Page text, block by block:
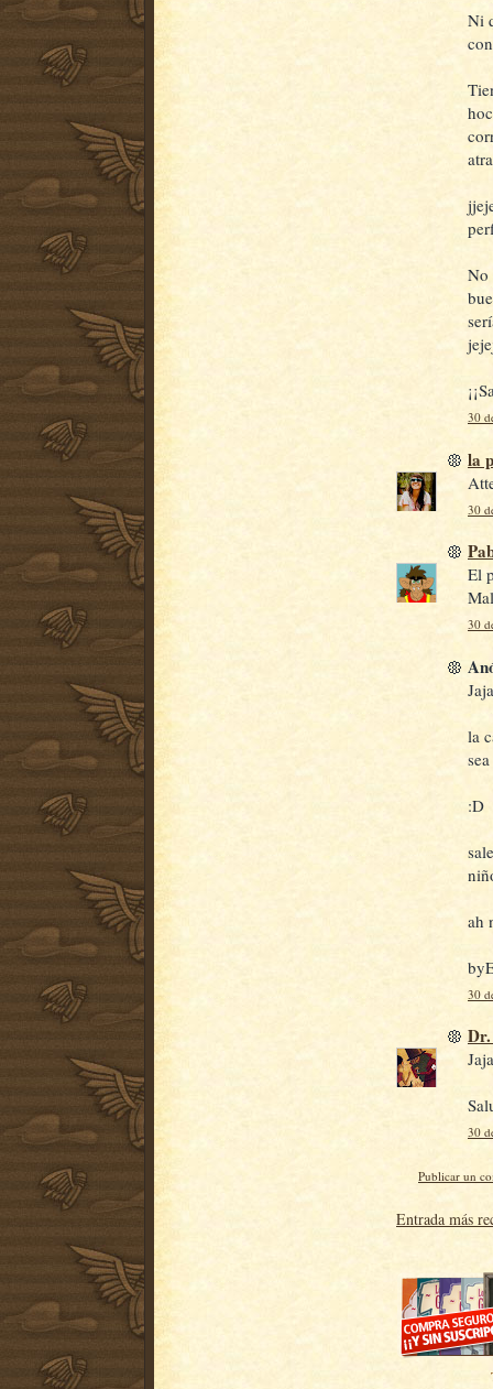
Ni
No
30
la
30
El
30
la
sea
:D
ah
30
30
Publicar un
Entrada más